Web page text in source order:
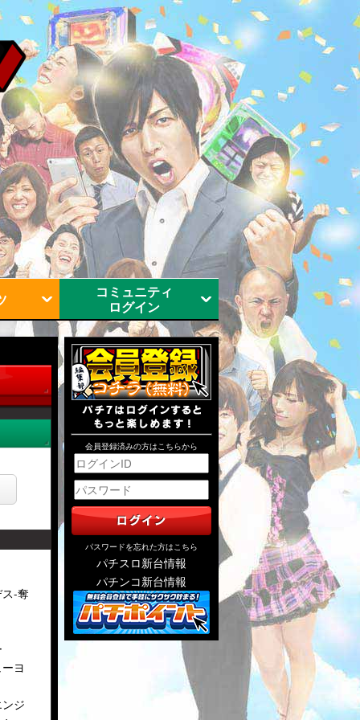
コミュニティ
ログイン
-奪
ヨ
ジ
会員登録済みの方はこちらから
パスワードを忘れた方はこちら
パチスロ新台情報
パチンコ新台情報